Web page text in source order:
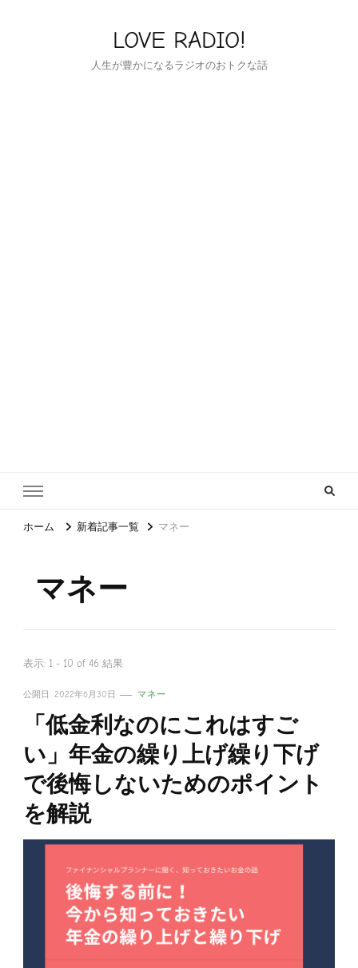
LOVE RADIO!
人生が豊かになるラジオのおトクな話
ホーム 新着記事一覧 マネー
マネー
表示: 1 - 10 of 46 結果
公開日: 2022年6月30日 マネー
「低金利なのにこれはすご
い」年金の繰り上げ繰り下げ
で後悔しないためのポイント
を解説